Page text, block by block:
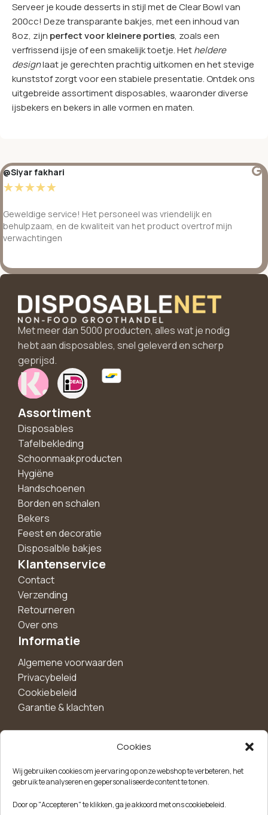
Cookies
Wij gebruiken cookies om je ervaring op onze webshop te verbeteren, het
gebruik te analyseren en gepersonaliseerde content te tonen.
Door op "Accepteren" te klikken, ga je akkoord met ons cookiebeleid.
Serveer je koude desserts in stijl met de Clear Bowl van
200cc! Deze transparante bakjes, met een inhoud van
8oz, zijn perfect voor kleinere porties, zoals een
verfrissend ijsje of een smakelijk toetje. Hetheldere
designlaat je gerechten prachtig uitkomen en het stevige
kunststof zorgt voor een stabiele presentatie. Ontdek ons
uitgebreide assortiment disposables, waaronder diverse
ijsbekers en bekers in alle vormen en maten.
@Siyar fakhari
☆☆☆☆☆
Geweldige service! Het personeel was vriendelijk en
behulpzaam, en de kwaliteit van het product overtrof mijn
verwachtingen
Met meer dan 5000 producten, alles wat je nodig
hebt aan disposables, snel geleverd en scherp
geprijsd.
Assortiment
Disposables
Tafelbekleding
Schoonmaakproducten
Hygiëne
Handschoenen
Borden en schalen
Bekers
Feest en decoratie
Disposalble bakjes
Klantenservice
Contact
Verzending
Retourneren
Over ons
Informatie
Algemene voorwaarden
Privacybeleid
Cookiebeleid
Garantie & klachten
korting!
aanbiedingen, nieuwe producten en handige tips.